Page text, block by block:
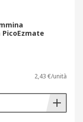
con
e
IDC: per
PicoEzmate
2,43 €/unità